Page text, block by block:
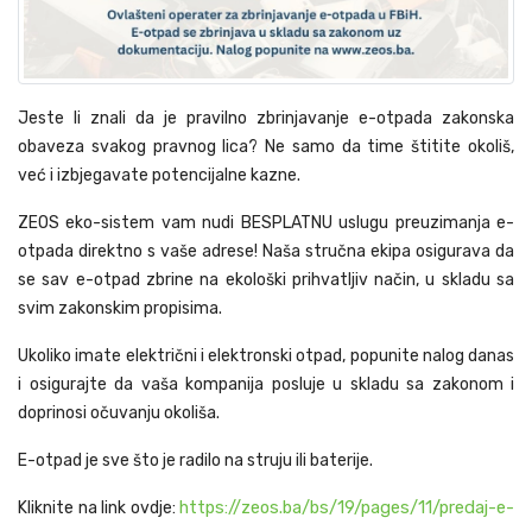
Jeste li znali da je pravilno zbrinjavanje e-otpada zakonska
obaveza svakog pravnog lica? Ne samo da time štitite okoliš,
već i izbjegavate potencijalne kazne.
ZEOS eko-sistem vam nudi BESPLATNU uslugu preuzimanja e-
otpada direktno s vaše adrese! Naša stručna ekipa osigurava da
se sav e-otpad zbrine na ekološki prihvatljiv način, u skladu sa
svim zakonskim propisima.
Ukoliko imate električni i elektronski otpad, popunite nalog danas
i osigurajte da vaša kompanija posluje u skladu sa zakonom i
doprinosi očuvanju okoliša.
E-otpad je sve što je radilo na struju ili baterije.
Kliknite na link ovdje: https://zeos.ba/bs/19/pages/11/predaj-e-